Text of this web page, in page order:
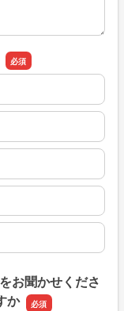
お聞かせくださ
か